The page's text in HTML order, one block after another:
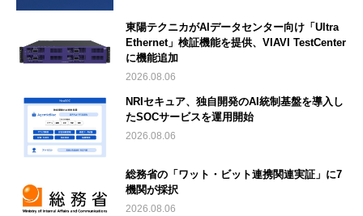
東陽テクニカがAIデータセンター向け「Ultra
Ethernet」検証機能を提供、VIAVI TestCenter
に機能追加
2026.08.06
NRIセキュア、独自開発のAI統制基盤を導入し
たSOCサービスを運用開始
2026.08.06
総務省の「ワット・ビット連携関連実証」に7
機関が採択
2026.08.06